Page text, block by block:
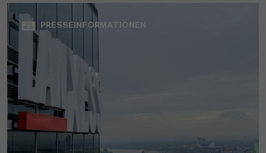
PRESSEINFORMATIONEN